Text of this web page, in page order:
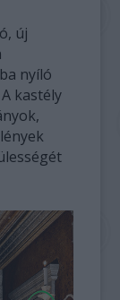
új
nyíló
kastély